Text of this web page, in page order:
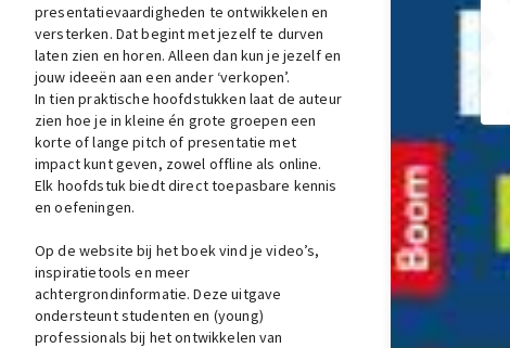
presentatievaardigheden te ontwikkelen en
versterken. Dat begint met jezelf te durven
laten zien en horen. Alleen dan kun je jezelf en
jouw ideeën aan een ander ‘verkopen’.
In tien praktische hoofdstukken laat de auteur
zien hoe je in kleine én grote groepen een
korte of lange pitch of presentatie met
impact kunt geven, zowel offline als online.
Elk hoofdstuk biedt direct toepasbare kennis
en oefeningen.
Op de website bij het boek vind je video’s,
inspiratietools en meer
achtergrondinformatie. Deze uitgave
ondersteunt studenten en (young)
professionals bij het ontwikkelen van